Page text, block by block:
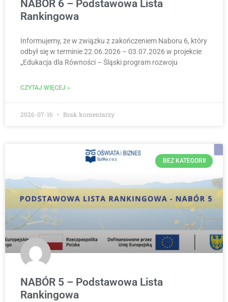
NABÓR 6 – Podstawowa Lista
Rankingowa
Informujemy, że w związku z zakończeniem Naboru 6, który
odbył się w terminie 22.06.2026 – 03.07.2026 w projekcie
„Edukacja dla Równości – Śląski program rozwoju
CZYTAJ WIĘCEJ »
2026-07-16 Brak komentarzy
BEZ KATEGORII
NABÓR 5 – Podstawowa Lista
Rankingowa